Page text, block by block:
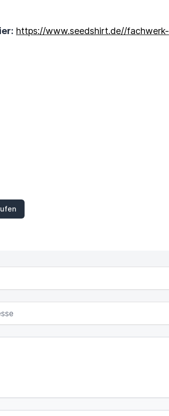
https://www.seedshirt.de//fachwerk-